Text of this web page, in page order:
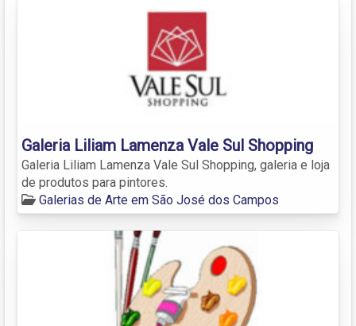
Galeria Liliam Lamenza Vale Sul Shopping
Galeria Liliam Lamenza Vale Sul Shopping, galeria e loja
de produtos para pintores.
Galerias de Arte em São José dos Campos